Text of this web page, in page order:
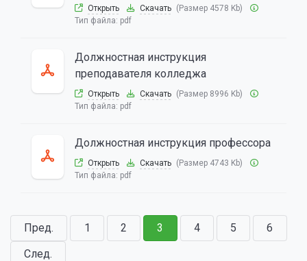
Открыть Скачать (Размер 4578 Kb)
Тип файла: pdf
Должностная инструкция
преподавателя колледжа
Открыть Скачать (Размер 8996 Kb)
Тип файла: pdf
Должностная инструкция профессора
Открыть Скачать (Размер 4743 Kb)
Тип файла: pdf
Пред. 1 2 3 4 5
6
След.